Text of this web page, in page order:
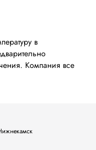
в
Компания все